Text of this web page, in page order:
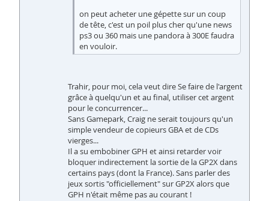
on peut acheter une gépette sur un coup
de tête, c'est un poil plus cher qu'une news
ps3 ou 360 mais une pandora à 300E faudra
en vouloir.
Trahir, pour moi, cela veut dire Se faire de l'argent
grâce à quelqu'un et au final, utiliser cet argent
pour le concurrencer...
Sans Gamepark, Craig ne serait toujours qu'un
simple vendeur de copieurs GBA et de CDs
vierges...
Il a su embobiner GPH et ainsi retarder voir
bloquer indirectement la sortie de la GP2X dans
certains pays (dont la France). Sans parler des
jeux sortis "officiellement" sur GP2X alors que
GPH n'était même pas au courant !